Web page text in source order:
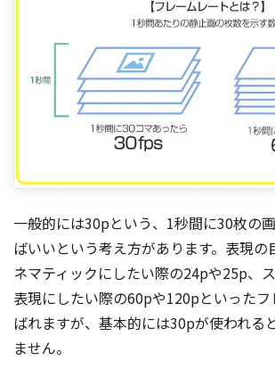
一般的には30pという、1秒間に30枚の
ばいいという考え方があります。表現の
ネマティックにしたい際の24pや25p、
表現にしたい際の60pや120pといった
ばれますが、基本的には30pが使われる
ません。